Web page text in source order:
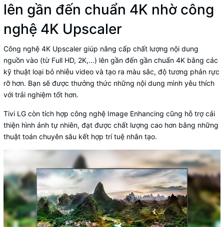
lên gần đến chuẩn 4K nhờ công
nghệ 4K Upscaler
Công nghệ 4K Upscaler giúp nâng cấp chất lượng nội dung
nguồn vào (từ Full HD, 2K,...) lên gần đến gần chuẩn 4K bằng các
kỹ thuật loại bỏ nhiễu video và tạo ra màu sắc, độ tương phản rực
rỡ hơn. Bạn sẽ được thưởng thức những nội dung mình yêu thích
với trải nghiệm tốt hơn.
Tivi LG còn tích hợp công nghệ Image Enhancing cũng hỗ trợ cải
thiện hình ảnh tự nhiên, đạt được chất lượng cao hơn bằng những
thuật toán chuyên sâu kết hợp trí tuệ nhân tạo.